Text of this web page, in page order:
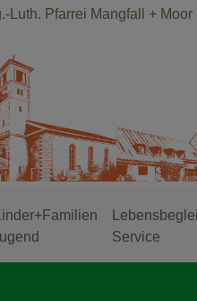
Luth. Pfarrei Mangfall + Moor
Service